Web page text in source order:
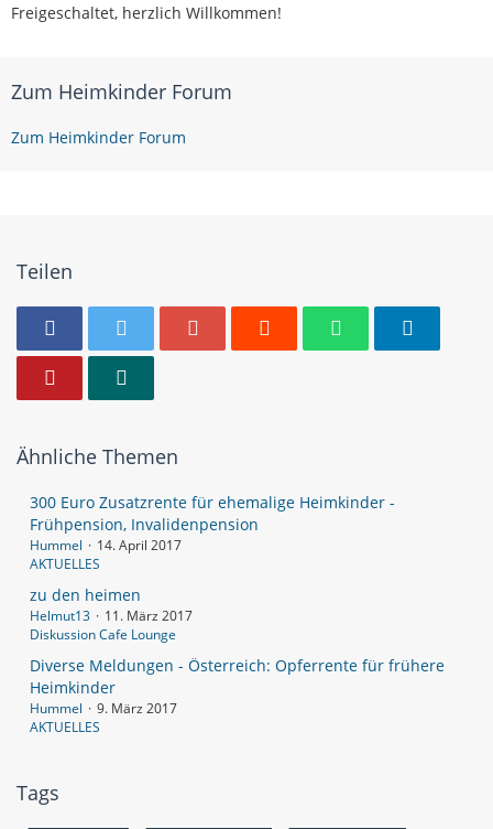
Freigeschaltet, herzlich Willkommen!
Zum Heimkinder Forum
Zum Heimkinder Forum
Teilen
Ähnliche Themen
300 Euro Zusatzrente für ehemalige Heimkinder -
Frühpension, Invalidenpension
Hummel
14. April 2017
AKTUELLES
zu den heimen
Helmut13
11. März 2017
Diskussion Cafe Lounge
Diverse Meldungen - Österreich: Opferrente für frühere
Heimkinder
Hummel
9. März 2017
AKTUELLES
Tags